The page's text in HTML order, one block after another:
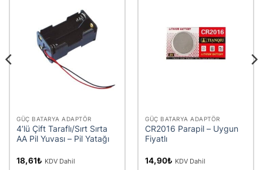
GÜÇ BATARYA ADAPTÖR
4’lü Çift Taraflı/Sırt Sırta
AA Pil Yuvası – Pil Yatağı
18,61₺ KDV Dahil
GÜÇ BATARYA ADAPTÖR
CR2016 Parapil – Uygun
Fiyatlı
14,90₺ KDV Dahil